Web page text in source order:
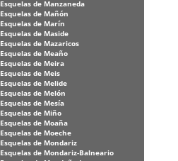
Esquelas de Manzaneda
Esquelas de Mañón
Esquelas de Marín
Esquelas de Maside
Esquelas de Mazaricos
Esquelas de Meaño
Esquelas de Meira
Esquelas de Meis
Esquelas de Melide
Esquelas de Melón
Esquelas de Mesía
Esquelas de Miño
Esquelas de Moaña
Esquelas de Moeche
Esquelas de Mondariz
Esquelas de Mondariz-Balneario